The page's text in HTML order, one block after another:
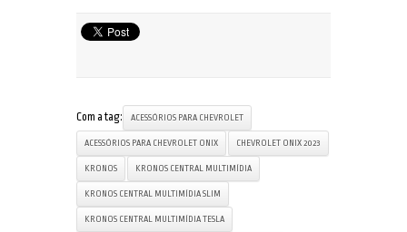
Com a tag: ACESSÓRIOS PARA CHEVROLET
ACESSÓRIOS PARA CHEVROLET ONIX CHEVROLET ONIX 2023
KRONOS KRONOS CENTRAL MULTIMÍDIA
KRONOS CENTRAL MULTIMÍDIA SLIM
KRONOS CENTRAL MULTIMÍDIA TESLA